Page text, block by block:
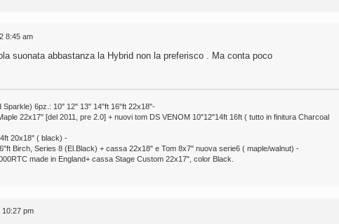
8:45 am
suonata abbastanza la Hybrid non la preferisco . Ma conta poco
6pz.: 10" 12" 13" 14"ft 16"ft 22x18"-
22x17" [del 2011, pre 2.0] + nuovi tom DS VENOM 10"12"14ft 16ft ( tutto in finitura Charcoal
20x18" ( black) -
Birch, Series 8 (El.Black) + cassa 22x18" e Tom 8x7" nuova serie6 ( maple/walnut) -
made in England+ cassa Stage Custom 22x17", color Black.
10:27 pm